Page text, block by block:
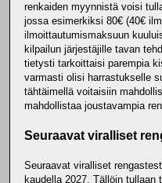
renkaiden myynnistä voisi
jossa esimerkiksi 80€ (40€
ilmoittautumismaksuun
kilpailun järjestäjille tavan
tietysti tarkoittaisi parempia
varmasti olisi harrastukselle
tähtäimellä voitaisiin
mahdollistaa joustavampia
Seuraavat viralliset
Seuraavat viralliset
kaudella 2027. Tällöin